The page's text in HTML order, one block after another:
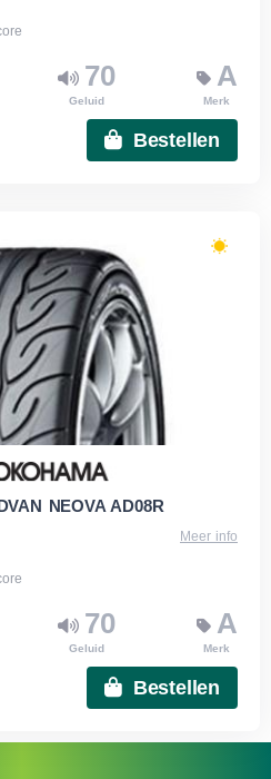
70
Geluid
A
Merk
Bestellen
NEOVA AD08R
Meer info
70
Geluid
A
Merk
Bestellen